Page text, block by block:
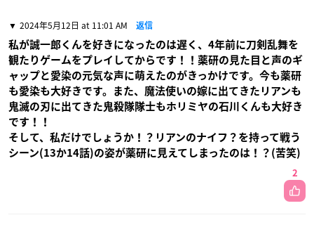
2024年5月12日 at 11:01 AM 返信
私が誠一郎くんを好きになったのは遅く、4年前に刀剣乱舞を
観たりゲームをプレイしてからです！！薬研の見た目と声のギ
ャップと愛染の元気な声に萌えたのがきっかけです。今も薬研
も愛染も大好きです。また、魔法使いの嫁に出てきたリアンも
鬼滅の刃に出てきた鬼殺隊隊士もホリミヤの石川くんも大好き
です！！
そして、私だけでしょうか！？リアンのナイフ？を持って戦う
シーン(13か14話)の姿が薬研に見えてしまったのは！？(苦笑)
2